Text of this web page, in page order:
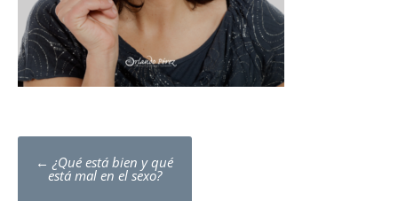
Post
navigation
← ¿Qué está bien y qué
está mal en el sexo?